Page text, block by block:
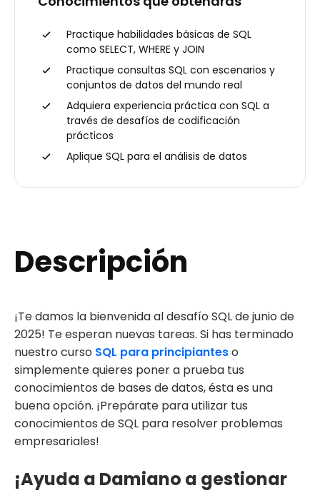
Practique habilidades básicas de SQL
como SELECT, WHERE y JOIN
Practique consultas SQL con escenarios y
conjuntos de datos del mundo real
Adquiera experiencia práctica con SQL a
través de desafíos de codificación
prácticos
Aplique SQL para el análisis de datos
Descripción
¡Te damos la bienvenida al desafío SQL de junio de
2025! Te esperan nuevas tareas. Si has terminado
nuestro curso SQL para principianteso
simplemente quieres poner a prueba tus
conocimientos de bases de datos, ésta es una
buena opción. ¡Prepárate para utilizar tus
conocimientos de SQL para resolver problemas
empresariales!
¡Ayuda a Damiano a gestionar